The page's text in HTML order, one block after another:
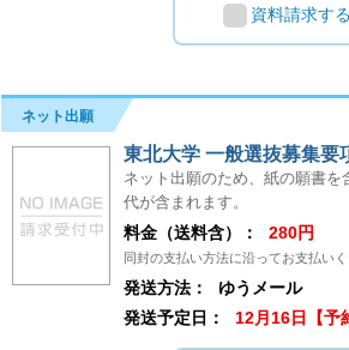
資料請求する
ネット出願
東北大学 一般選抜募集要
ネット出願のため、紙の願書
代が含まれます。
料金（送料含）： 280円
同封の支払い方法に沿ってお支払い
発送方法：
ゆうメール
発送予定日：
12月16日【予